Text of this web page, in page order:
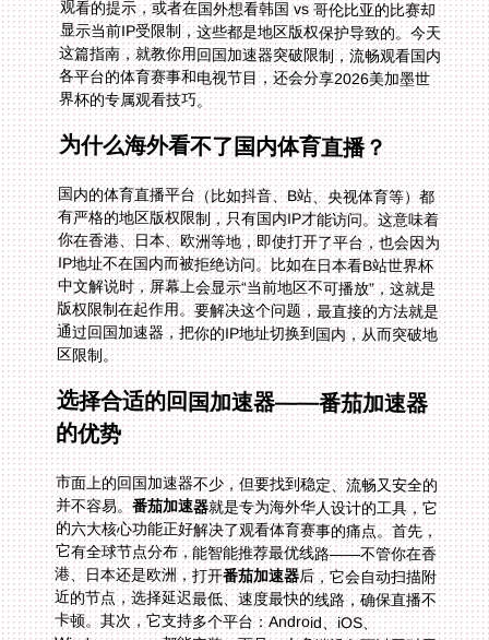
界杯的专属观看技巧。
为什么海外看不了国内体育直播？
国内的体育直播平台（比如抖音、B站、央视体育等）都
有严格的地区版权限制，只有国内IP才能访问。这意味着
你在香港、日本、欧洲等地，即使打开了平台，也会因为
IP地址不在国内而被拒绝访问。比如在日本看B站世界杯
中文解说时，屏幕上会显示“当前地区不可播放”，这就是
版权限制在起作用。要解决这个问题，最直接的方法就是
通过回国加速器，把你的IP地址切换到国内，从而突破地
区限制。
选择合适的回国加速器——番茄加速器
的优势
市面上的回国加速器不少，但要找到稳定、流畅又安全的
并不容易。番茄加速器就是专为海外华人设计的工具，它
的六大核心功能正好解决了观看体育赛事的痛点。首先，
它有全球节点分布，能智能推荐最优线路——不管你在香
港、日本还是欧洲，打开番茄加速器后，它会自动扫描附
近的节点，选择延迟最低、速度最快的线路，确保直播不
卡顿。其次，它支持多个平台：Android、iOS、
Windows、mac都能安装，而且一人多端设备可以同时用
——你可以在手机上看抖音世界杯，平板上看B站解说，